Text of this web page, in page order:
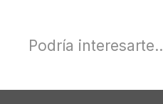
Podría